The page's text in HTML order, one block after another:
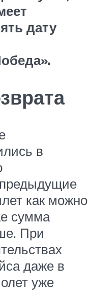
дату
в
предыдущие
как можно
сумма
При
даже в
уже